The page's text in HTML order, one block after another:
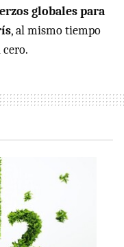
globales para
, al mismo tiempo